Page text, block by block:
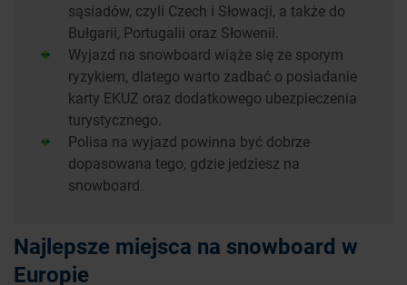
sąsiadów, czyli Czech i Słowacji, a także do
Bułgarii, Portugalii oraz Słowenii.
Wyjazd na snowboard wiąże się ze sporym
ryzykiem, dlatego warto zadbać o posiadanie
karty EKUZ oraz dodatkowego ubezpieczenia
turystycznego.
Polisa na wyjazd powinna być dobrze
dopasowana tego, gdzie jedziesz na
snowboard.
Najlepsze miejsca na snowboard w
Europie